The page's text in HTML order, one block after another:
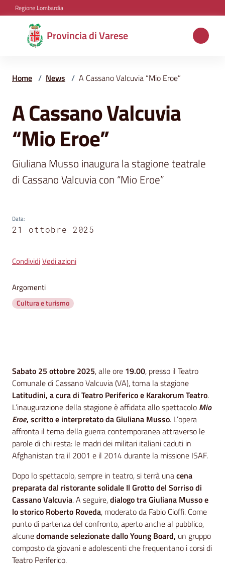
Vai al contenuto
Vai alla navigazione
Vai al footer
Regione Lombardia
Provincia di Varese
Provincia
di
Aree
tematiche
Amministrazione
segnalazioni
Menu selezionato
Home / News / A Cassano Valcuvia “Mio Eroe”
Salta al contenuto
A Cassano Valcuvia
“Mio Eroe”
Giuliana Musso inaugura la stagione teatrale
di Cassano Valcuvia con “Mio Eroe”
Data:
21 ottobre 2025
CondividiVedi azioni
Argomenti
Cultura e turismo
Contenuto
Sabato 25 ottobre 2025, alle ore 19.00, presso il Teatro
Comunale di Cassano Valcuvia (VA), torna la stagione
Latitudini, a cura di Teatro Periferico e Karakorum Teatro.
L’inaugurazione della stagione è affidata allo spettacolo Mio
Eroe, scritto e interpretato da Giuliana Musso. L’opera
affronta il tema della guerra contemporanea attraverso le
parole di chi resta: le madri dei militari italiani caduti in
Afghanistan tra il 2001 e il 2014 durante la missione ISAF.
Dopo lo spettacolo, sempre in teatro, si terrà unacena
preparata dal ristorante solidale Il Grotto del Sorriso di
Cassano Valcuvia. A seguire,dialogo tra Giuliana Musso e
lo storico Roberto Roveda, moderato da Fabio Cioffi. Come
punto di partenza del confronto, aperto anche al pubblico,
alcunedomande selezionate dallo Young Board, un gruppo
composto da giovani e adolescenti che frequentano i corsi di
Teatro Periferico.